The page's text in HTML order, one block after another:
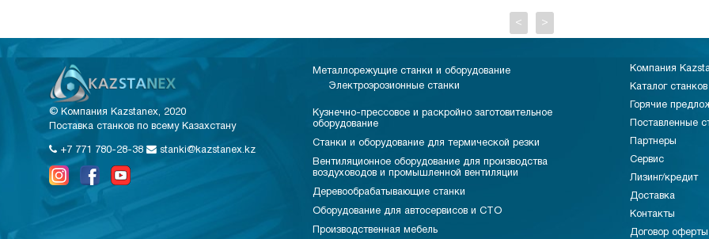
< >
© Компания Kazstanex, 2020
Поставка станков по всему Казахстану
+7 771 780-28-38 stanki@kazstanex.kz
Металлорежущие станки и оборудование
Электроэрозионные станки
Кузнечно-прессовое и раскройно заготовительное
оборудование
Станки и оборудование для термической резки
Вентиляционное оборудование для производства
воздуховодов и промышленной вентиляции
Деревообрабатывающие станки
Оборудование для автосервисов и СТО
Производственная мебель
Компания
Каталог станков
Горячие
Поставленные
Партнеры
Сервис
Лизинг/кредит
Доставка
Контакты
Договор оферты